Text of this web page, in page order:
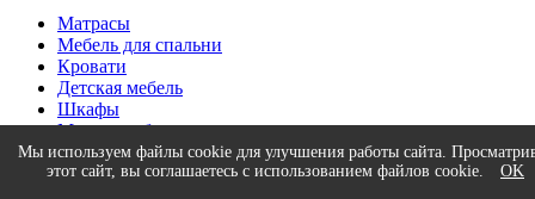
Мы используем файлы cookie для улучшения работы сайта.
этот сайт, вы соглашаетесь с использованием файлов cookie.
OK
Матрасы
Мебель для спальни
Кровати
Детская мебель
Шкафы
Мягкая мебель
Прихожая
Гостиная